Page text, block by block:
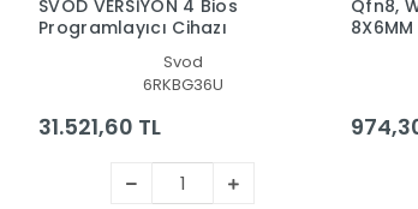
SVOD VERSİYON 4 Bios
Programlayıcı Cihazı
Svod
6RKBG36U
31.521,60 TL
Qfn8,